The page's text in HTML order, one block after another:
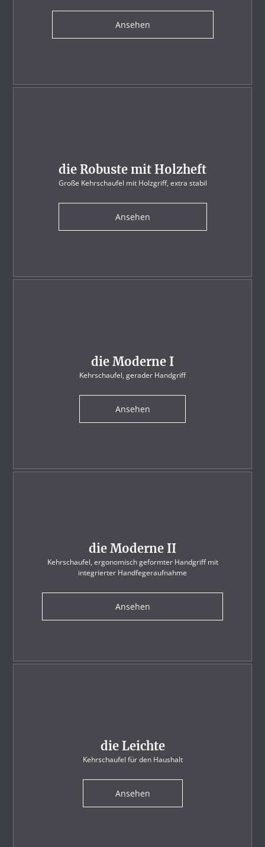
Ansehen
die Robuste mit Holzheft
Große Kehrschaufel mit Holzgriff, extra stabil
Ansehen
die Moderne I
Kehrschaufel, gerader Handgriff
Ansehen
die Moderne II
Kehrschaufel, ergonomisch geformter Handgriff mit
integrierter Handfegeraufnahme
Ansehen
die Leichte
Kehrschaufel für den Haushalt
Ansehen